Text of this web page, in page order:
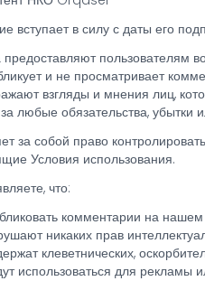
вступает в силу с даты его
предоставляют
и не просматривает
взгляды и мнения лиц,
любые обязательства,
за собой право
Условия использования.
что:
комментарии на
никаких прав
клеветнических,
использоваться для рекламы